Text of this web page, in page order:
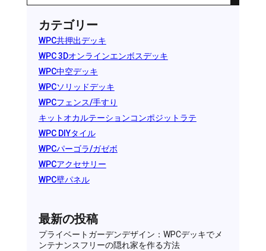
カテゴリー
WPC共押出デッキ
WPC 3Dオンラインエンボスデッキ
WPC中空デッキ
WPCソリッドデッキ
WPCフェンス/手すり
キットオカルテーションコンポジットラテ
WPC DIYタイル
WPCパーゴラ/ガゼボ
WPCアクセサリー
WPC壁パネル
最新の投稿
プライベートガーデンデザイン：WPCデッキでメ
ンテナンスフリーの隠れ家を作る方法